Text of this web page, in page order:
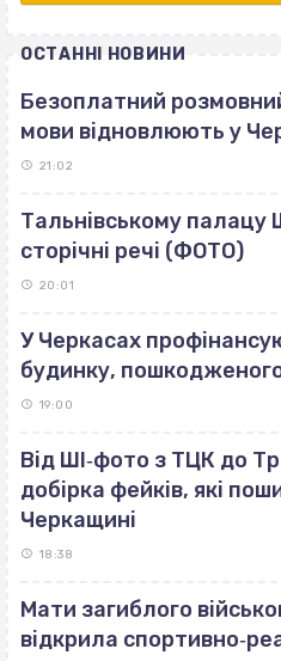
ОСТАННІ НОВИНИ
Безоплатний
мови відновлюють у
21:02
Тальнівському
сторічні речі (ФОТО)
20:01
У Черкасах
будинку,
19:00
Від ШІ‐фото з ТЦК до
добірка фейків, які
Черкащині
18:38
Мати загиблого
відкрила